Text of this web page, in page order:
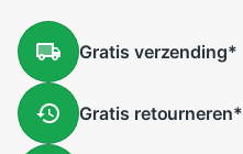
Gratis verzending*
Gratis retourneren*